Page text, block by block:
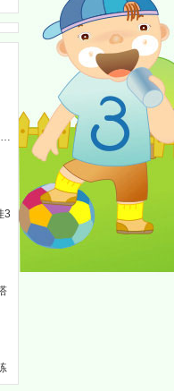
冰火兄弟大营救
3